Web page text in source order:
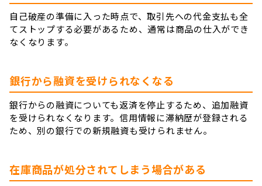
自己破産の準備に入った時点で、取引先への代金支払も全
てストップする必要があるため、通常は商品の仕入ができ
なくなります。
銀行から融資を受けられなくなる
銀行からの融資についても返済を停止するため、追加融資
を受けられなくなります。信用情報に滞納歴が登録される
ため、別の銀行での新規融資も受けられません。
在庫商品が処分されてしまう場合がある